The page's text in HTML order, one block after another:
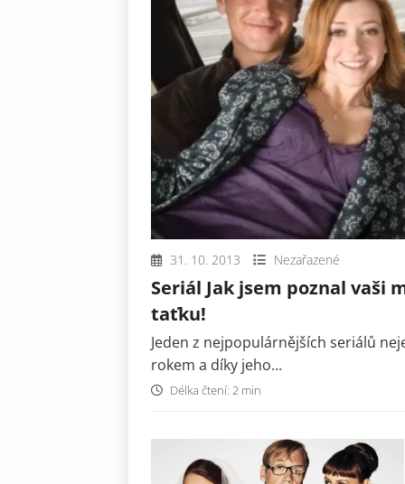
31. 10. 2013 Nezařazené
Seriál Jak jsem poznal vaši
taťku!
Jeden z nejpopulárnějších seriálů
rokem a díky jeho...
Délka čtení: 2 min